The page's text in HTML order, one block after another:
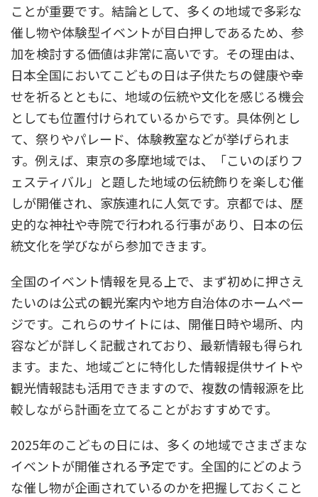
ことが重要です。結論として、多くの地域で多彩な
催し物や体験型イベントが目白押しであるため、参
加を検討する価値は非常に高いです。その理由は、
日本全国においてこどもの日は子供たちの健康や幸
せを祈るとともに、地域の伝統や文化を感じる機会
としても位置付けられているからです。具体例とし
て、祭りやパレード、体験教室などが挙げられま
す。例えば、東京の多摩地域では、「こいのぼりフ
ェスティバル」と題した地域の伝統飾りを楽しむ催
しが開催され、家族連れに人気です。京都では、歴
史的な神社や寺院で行われる行事があり、日本の伝
統文化を学びながら参加できます。
全国のイベント情報を見る上で、まず初めに押さえ
たいのは公式の観光案内や地方自治体のホームペー
ジです。これらのサイトには、開催日時や場所、内
容などが詳しく記載されており、最新情報も得られ
ます。また、地域ごとに特化した情報提供サイトや
観光情報誌も活用できますので、複数の情報源を比
較しながら計画を立てることがおすすめです。
2025年のこどもの日には、多くの地域でさまざまな
イベントが開催される予定です。全国的にどのよう
な催し物が企画されているのかを把握しておくこと